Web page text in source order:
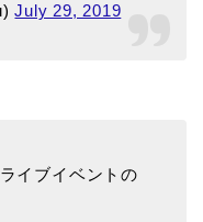
July 29, 2019
イブイベントの